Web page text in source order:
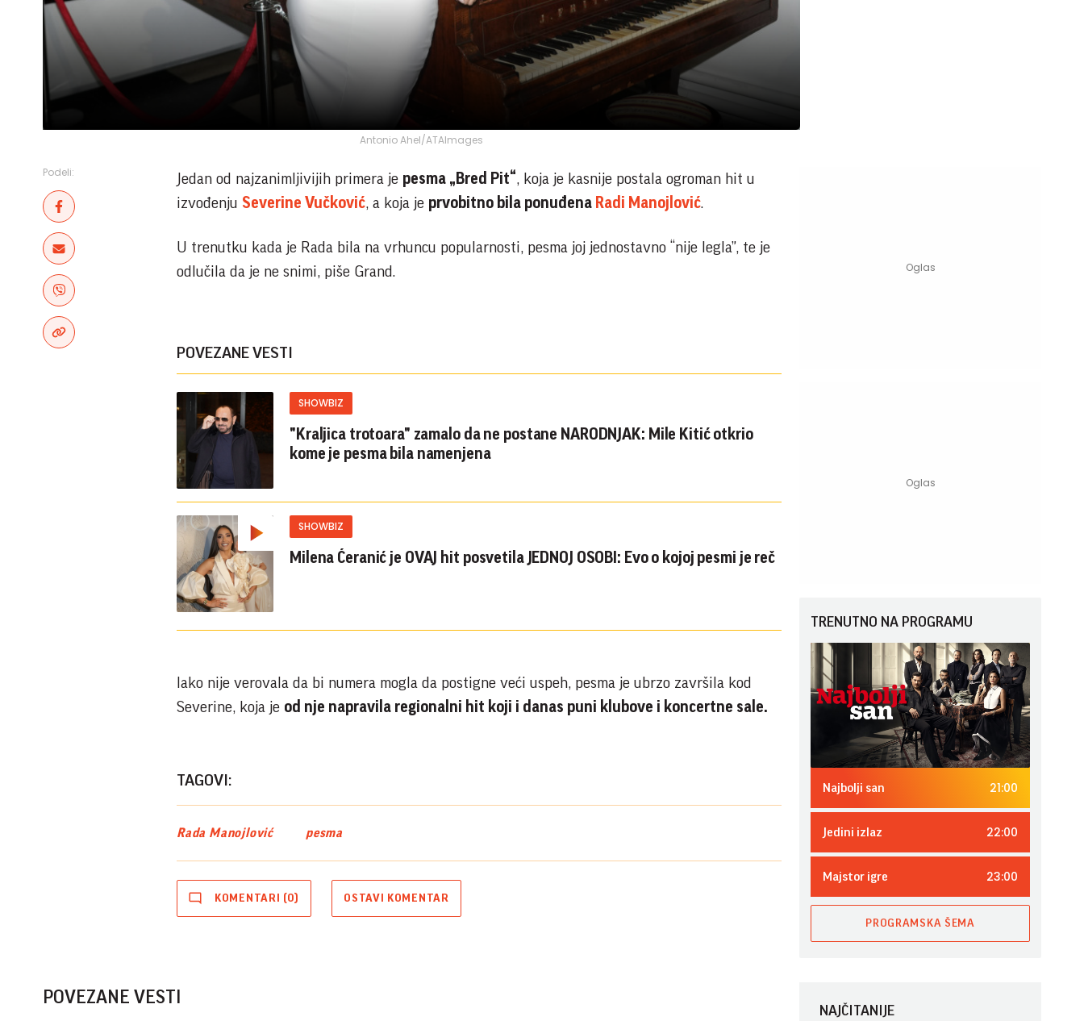
Antonio Ahel/ATAImages
Podeli: Jedan od najzanimljivijih primera je pesma „Bred Pit“, koja je kasnije postala ogroman hit u
izvođenju Severine Vučković, a koja je prvobitno bila ponuđena Radi Manojlović.
U trenutku kada je Rada bila na vrhuncu popularnosti, pesma joj jednostavno “nije legla”, te je
odlučila da je ne snimi, piše Grand.
POVEZANE VESTI
SHOWBIZ
"Kraljica trotoara" zamalo da ne postane NARODNJAK: Mile Kitić otkrio
kome je pesma bila namenjena
SHOWBIZ
Milena Ćeranić je OVAJ hit posvetila JEDNOJ OSOBI: Evo o kojoj pesmi je reč
Iako nije verovala da bi numera mogla da postigne veći uspeh, pesma je ubrzo završila kod
Severine, koja je od nje napravila regionalni hit koji i danas puni klubove i koncertne sale.
TAGOVI:
Rada Manojlović pesma
KOMENTARI (0) OSTAVI KOMENTAR
POVEZANE VESTI
TRENUTNO NA PROGRAMU
Najbolji san 21:00
Jedini izlaz 22:00
Majstor igre 23:00
PROGRAMSKA ŠEMA
NAJČITANIJE